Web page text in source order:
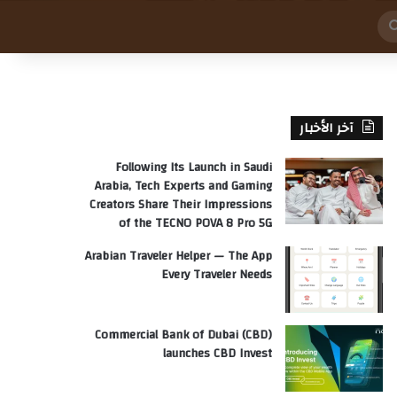
عن
آخر الأخبار
Following Its Launch in Saudi
Arabia, Tech Experts and Gaming
Creators Share Their Impressions
of the TECNO POVA 8 Pro 5G
Arabian Traveler Helper — The App
Every Traveler Needs
Commercial Bank of Dubai (CBD)
launches CBD Invest